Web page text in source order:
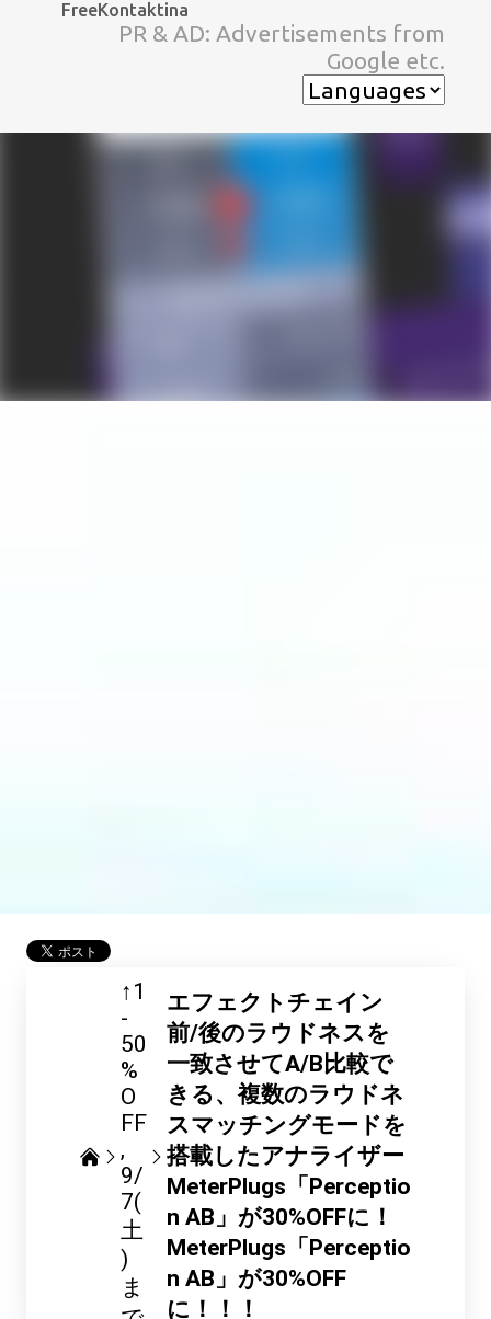
スキップしてメイン コンテンツに移動
FreeKontaktina
PR & AD: Advertisements from
Google etc.
↑1
-
50
%
O
FF
9/
7(
土
)
ま
エフェクトチェイン
前/後のラウドネスを
一致させてA/B比較で
きる、複数のラウドネ
スマッチングモードを
搭載したアナライザー
MeterPlugs「Perceptio
n AB」が30%OFFに！
MeterPlugs「Perceptio
n AB」が30%OFF
に！！！